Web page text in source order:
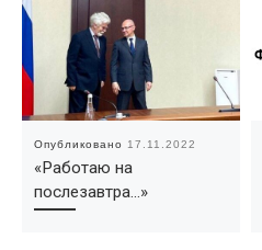
Опубликовано 17.11.2022
«Работаю на
послезавтра…»